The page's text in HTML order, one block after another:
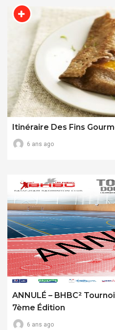
Itinéraire Des Fins
6 ans ago
ANNULÉ – BHBC²
7ème Édition
6 ans ago